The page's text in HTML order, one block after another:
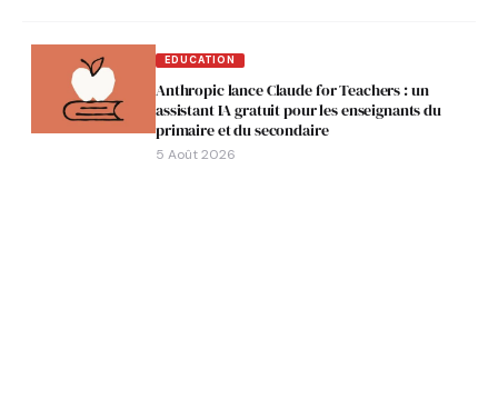
EDUCATION
Anthropic lance Claude for Teachers : un
assistant IA gratuit pour les enseignants du
primaire et du secondaire
5 Août 2026